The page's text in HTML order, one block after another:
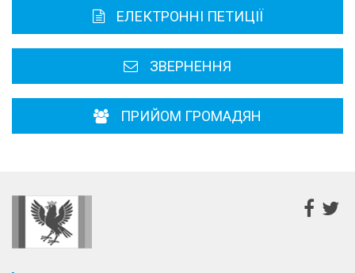
Районні, міські ради
ЕЛЕКТРОННІ ПЕТИЦІЇ
ЗВЕРНЕННЯ
ПРИЙОМ ГРОМАДЯН